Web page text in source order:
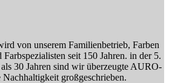
von unserem Familienbetrieb, Farben
seit 150 Jahren. in der 5.
30 Jahren sind wir überzeugte AURO-
großgeschrieben.